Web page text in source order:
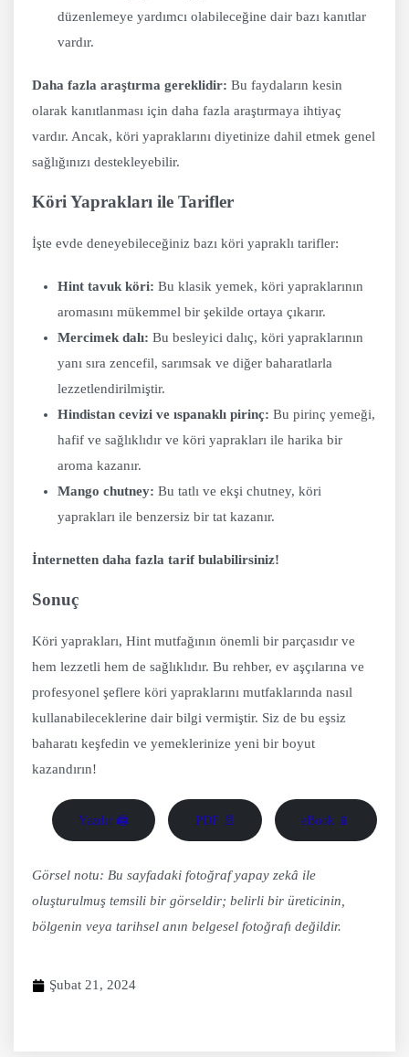
düzenlemeye yardımcı olabileceğine dair bazı kanıtlar
vardır.
Daha fazla araştırma gereklidir: Bu faydaların kesin
olarak kanıtlanması için daha fazla araştırmaya ihtiyaç
vardır. Ancak, köri yapraklarını diyetinize dahil etmek genel
sağlığınızı destekleyebilir.
Köri Yaprakları ile Tarifler
İşte evde deneyebileceğiniz bazı köri yapraklı tarifler:
Hint tavuk köri: Bu klasik yemek, köri yapraklarının
aromasını mükemmel bir şekilde ortaya çıkarır.
Mercimek dalı: Bu besleyici dalıç, köri yapraklarının
yanı sıra zencefil, sarımsak ve diğer baharatlarla
lezzetlendirilmiştir.
Hindistan cevizi ve ıspanaklı pirinç: Bu pirinç yemeği,
hafif ve sağlıklıdır ve köri yaprakları ile harika bir
aroma kazanır.
Mango chutney: Bu tatlı ve ekşi chutney, köri
yaprakları ile benzersiz bir tat kazanır.
İnternetten daha fazla tarif bulabilirsiniz!
Sonuç
Köri yaprakları, Hint mutfağının önemli bir parçasıdır ve
hem lezzetli hem de sağlıklıdır. Bu rehber, ev aşçılarına ve
profesyonel şeflere köri yapraklarını mutfaklarında nasıl
kullanabileceklerine dair bilgi vermiştir. Siz de bu eşsiz
baharatı keşfedin ve yemeklerinize yeni bir boyut
kazandırın!
Yazdır 🖨 PDF 📄 eBook 📱
Görsel notu: Bu sayfadaki fotoğraf yapay zekâ ile
oluşturulmuş temsili bir görseldir; belirli bir üreticinin,
bölgenin veya tarihsel anın belgesel fotoğrafı değildir.
Şubat 21, 2024